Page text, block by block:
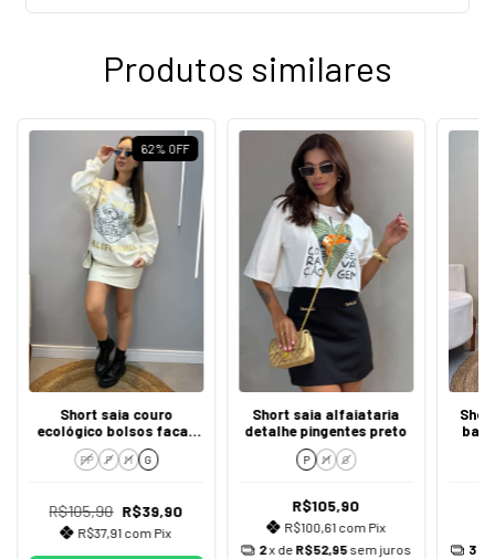
Produtos similares
62% OFF
Short saia couro
ecológico bolsos facas
laterais fakes botão
PP P M G
R$105,90 R$39,90
R$37,91 com Pix
Short saia alfaiataria
detalhe pingentes preto
P M G
R$105,90
R$100,61 com Pix
2x de R$52,95sem juros 3